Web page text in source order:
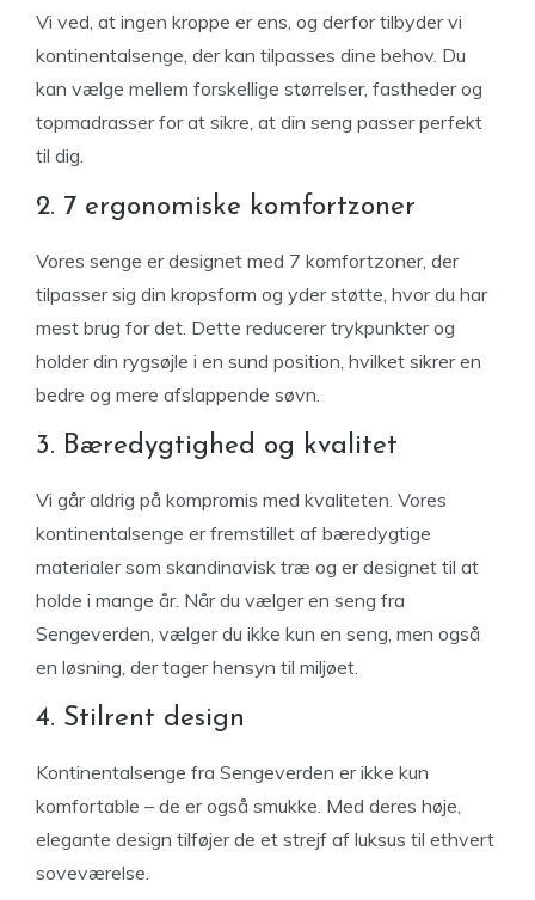
Vi ved, at ingen kroppe er ens, og derfor tilbyder vi
kontinentalsenge, der kan tilpasses dine behov. Du
kan vælge mellem forskellige størrelser, fastheder og
topmadrasser for at sikre, at din seng passer perfekt
til dig.
2. 7 ergonomiske komfortzoner
Vores senge er designet med 7 komfortzoner, der
tilpasser sig din kropsform og yder støtte, hvor du har
mest brug for det. Dette reducerer trykpunkter og
holder din rygsøjle i en sund position, hvilket sikrer en
bedre og mere afslappende søvn.
3. Bæredygtighed og kvalitet
Vi går aldrig på kompromis med kvaliteten. Vores
kontinentalsenge er fremstillet af bæredygtige
materialer som skandinavisk træ og er designet til at
holde i mange år. Når du vælger en seng fra
Sengeverden, vælger du ikke kun en seng, men også
en løsning, der tager hensyn til miljøet.
4. Stilrent design
Kontinentalsenge fra Sengeverden er ikke kun
komfortable – de er også smukke. Med deres høje,
elegante design tilføjer de et strejf af luksus til ethvert
soveværelse.